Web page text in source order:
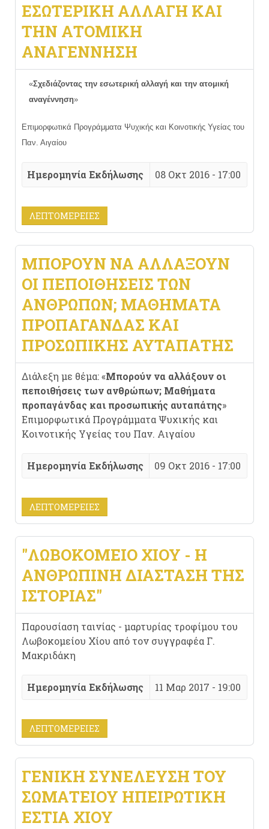
ΕΣΩΤΕΡΙΚΉ ΑΛΛΑΓΉ ΚΑΙ
ΤΗΝ ΑΤΟΜΙΚΉ
ΑΝΑΓΈΝΝΗΣΗ
«Σχεδιάζοντας την εσωτερική αλλαγή και την ατομική
αναγέννηση»
Επιμορφωτικά Προγράμματα Ψυχικής και Κοινοτικής Υγείας του
Παν. Αιγαίου
Ημερομηνία Εκδήλωσης 08 Οκτ 2016 - 17:00
ΛΕΠΤΟΜΈΡΕΙΕΣ
ΜΠΟΡΟΎΝ ΝΑ ΑΛΛΆΞΟΥΝ
ΟΙ ΠΕΠΟΙΘΉΣΕΙΣ ΤΩΝ
ΑΝΘΡΏΠΩΝ; ΜΑΘΉΜΑΤΑ
ΠΡΟΠΑΓΆΝΔΑΣ ΚΑΙ
ΠΡΟΣΩΠΙΚΉΣ ΑΥΤΑΠΆΤΗΣ
Διάλεξη με θέμα: «Μπορούν να αλλάξουν οι
πεποιθήσεις των ανθρώπων; Μαθήματα
προπαγάνδας και προσωπικής αυταπάτης»
Επιμορφωτικά Προγράμματα Ψυχικής και
Κοινοτικής Υγείας του Παν. Αιγαίου
Ημερομηνία Εκδήλωσης 09 Οκτ 2016 - 17:00
ΛΕΠΤΟΜΈΡΕΙΕΣ
"ΛΩΒΟΚΟΜΕΙΟ ΧΙΟΥ - Η
ΑΝΘΡΩΠΙΝΗ ΔΙΑΣΤΑΣΗ ΤΗΣ
ΙΣΤΟΡΙΑΣ"
Παρουσίαση ταινίας - μαρτυρίας τροφίμου του
Λωβοκομείου Χίου από τον συγγραφέα Γ.
Μακριδάκη
Ημερομηνία Εκδήλωσης 11 Μαρ 2017 - 19:00
ΛΕΠΤΟΜΈΡΕΙΕΣ
ΓΕΝΙΚΗ ΣΥΝΕΛΕΥΣΗ ΤΟΥ
ΣΩΜΑΤΕΙΟΥ ΗΠΕΙΡΩΤΙΚΗ
ΕΣΤΙΑ ΧΙΟΥ